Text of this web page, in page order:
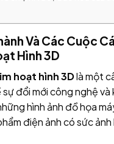
Và Các Cuộc
Hình 3D
hoạt hình 3Dlà một
đổi mới công nghệ và
hình ảnh đồ họa
điện ảnh có sức